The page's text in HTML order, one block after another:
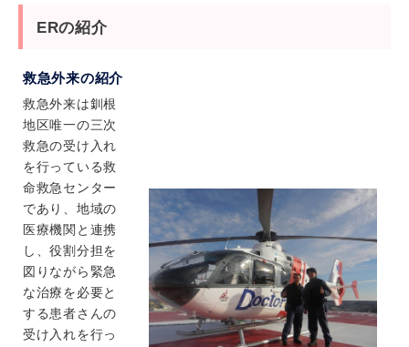
ERの紹介
救急外来の紹介
救急外来は釧根
地区唯一の三次
救急の受け入れ
を行っている救
命救急センター
であり、地域の
医療機関と連携
し、役割分担を
図りながら緊急
な治療を必要と
する患者さんの
受け入れを行っ